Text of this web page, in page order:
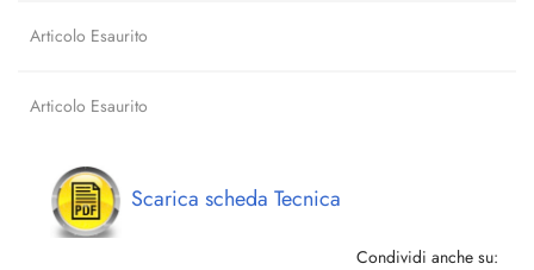
Articolo Esaurito
Articolo Esaurito
Scarica scheda Tecnica
Condividi anche su: